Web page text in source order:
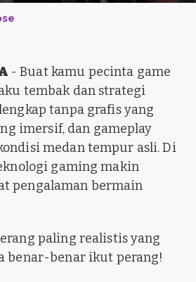
- Buat kamu pecinta game
tembak dan strategi
tanpa grafis yang
imersif, dan gameplay
medan tempur asli. Di
gaming makin
pengalaman bermain
paling realistis yang
benar-benar ikut perang!